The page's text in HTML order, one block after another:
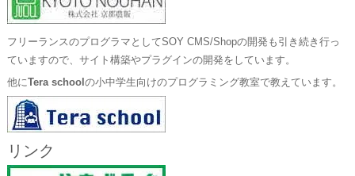
フリーランスのプログラマとしてSOY CMS/Shopの開発も引き続き行っ
ていますので、サイト構築やプラグインの開発をしています。
他にTera school の小中学生向けのプログラミング教室で教えています。
リンク